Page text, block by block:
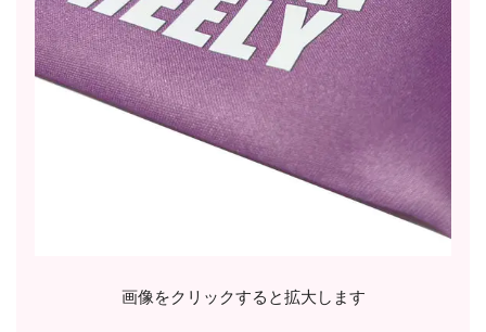
画像をクリックすると拡大します